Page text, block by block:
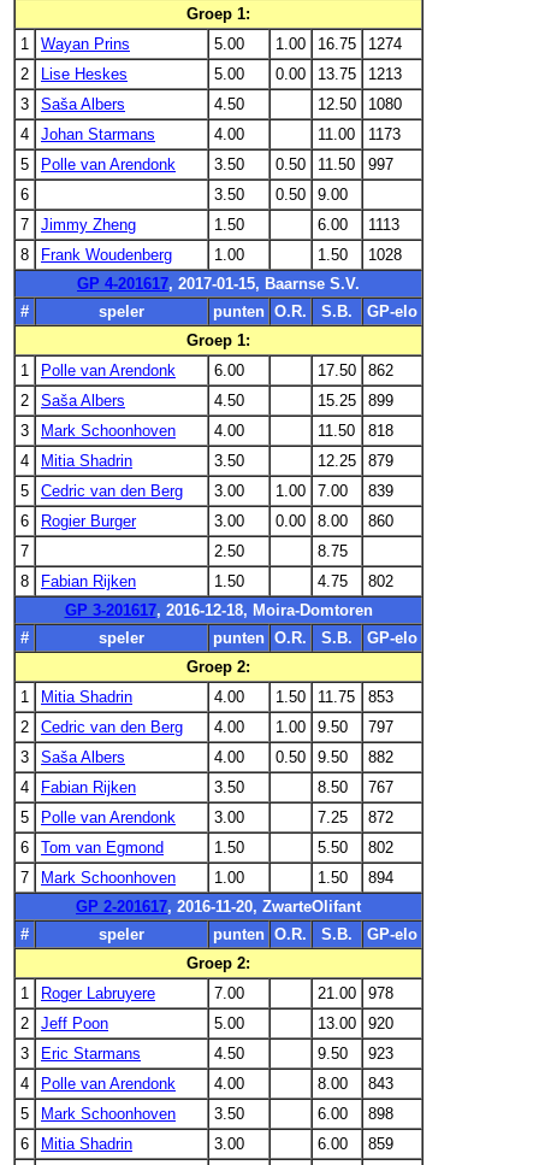
Groep 1:
1
Wayan Prins 5.00 1.00 16.75
1274
2
Lise Heskes 5.00 0.00 13.75
1213
3
Saša Albers 4.50 12.50
1080
4
Johan Starmans 4.00 11.00
1173
5
Polle van Arendonk 3.50 0.50 11.50
997
6
3.50 0.50
9.00
7
Jimmy Zheng 1.50 6.00
1113
8
Frank Woudenberg 1.00 1.50
1028
GP 4-201617, 2017-01-15, Baarnse S.V.
#
speler punten O.R. S.B.
GP-elo
Groep 1:
1
Polle van Arendonk 6.00 17.50
862
2
Saša Albers 4.50 15.25
899
3
Mark Schoonhoven 4.00 11.50
818
4
Mitia Shadrin 3.50 12.25
879
5
Cedric van den Berg 3.00 1.00 7.00
839
6
Rogier Burger 3.00 0.00 8.00
860
7
2.50
8.75
8
Fabian Rijken 1.50 4.75
802
GP 3-201617, 2016-12-18, Moira-Domtoren
#
speler punten O.R. S.B.
GP-elo
Groep 2:
1
Mitia Shadrin 4.00 1.50 11.75
853
2
Cedric van den Berg 4.00 1.00 9.50
797
3
Saša Albers 4.00 0.50 9.50
882
4
Fabian Rijken 3.50 8.50
767
5
Polle van Arendonk 3.00 7.25
872
6
Tom van Egmond 1.50 5.50
802
7
Mark Schoonhoven 1.00 1.50
894
GP 2-201617, 2016-11-20, ZwarteOlifant
#
speler punten O.R. S.B.
GP-elo
Groep 2:
1
Roger Labruyere 7.00 21.00
978
2
Jeff Poon 5.00 13.00
920
3
Eric Starmans 4.50 9.50
923
4
Polle van Arendonk 4.00 8.00
843
5
Mark Schoonhoven 3.50 6.00
898
6
Mitia Shadrin 3.00 6.00 859